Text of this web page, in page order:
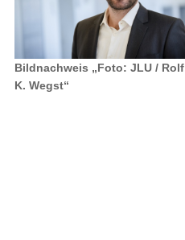
Bildnachweis „Foto: JLU / Rolf
K. Wegst“